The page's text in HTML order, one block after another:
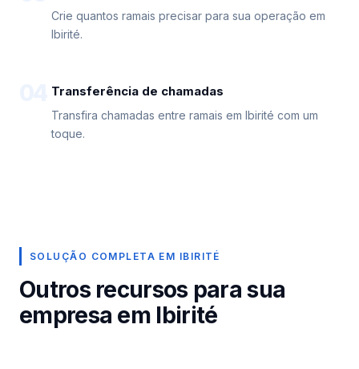
Crie quantos ramais precisar para sua operação em
Ibirité.
Transferência de chamadas
Transfira chamadas entre ramais em Ibirité com um
toque.
SOLUÇÃO COMPLETA EM IBIRITÉ
Outros recursos para sua
empresa em Ibirité